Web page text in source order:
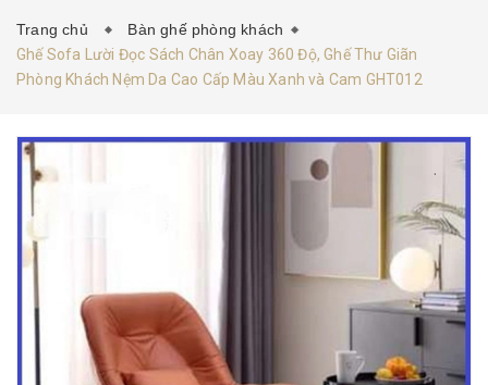
Trang chủ
Bàn ghế phòng khách
Ghế Sofa Lười Đọc Sách Chân Xoay 360 Độ, Ghế Thư Giãn
Phòng Khách Nệm Da Cao Cấp Màu Xanh và Cam GHT012